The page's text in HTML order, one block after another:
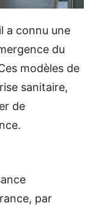
a connu une
du
modèles de
sanitaire,
de
par